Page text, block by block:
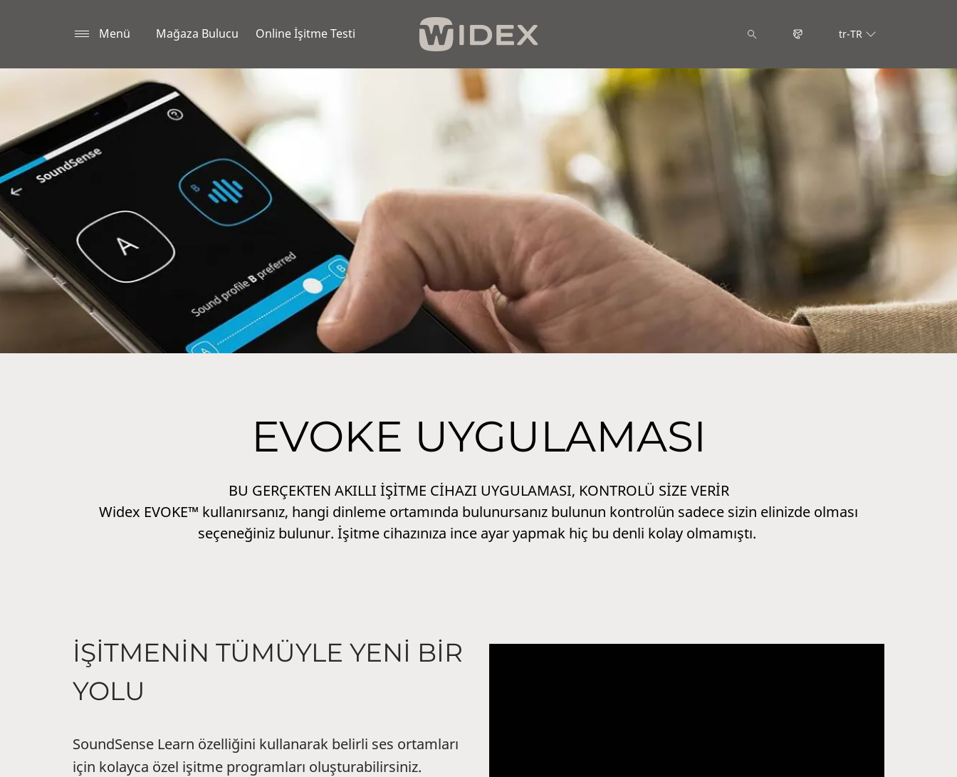
Menü Mağaza Bulucu Online İşitme Testi tr-TR
EVOKE UYGULAMASI
BU GERÇEKTEN AKILLI İŞİTME CİHAZI UYGULAMASI, KONTROLÜ SİZE VERİR
Widex EVOKE™ kullanırsanız, hangi dinleme ortamında bulunursanız bulunun kontrolün sadece sizin elinizde olması
seçeneğiniz bulunur. İşitme cihazınıza ince ayar yapmak hiç bu denli kolay olmamıştı.
İŞİTMENİN TÜMÜYLE YENİ BİR
YOLU
SoundSense Learn özelliğini kullanarak belirli ses ortamları
için kolayca özel işitme programları oluşturabilirsiniz.